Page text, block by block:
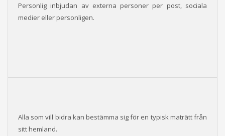
Personlig inbjudan av externa personer per post, sociala
medier eller personligen.
Alla som vill bidra kan bestämma sig för en typisk maträtt från
sitt hemland.